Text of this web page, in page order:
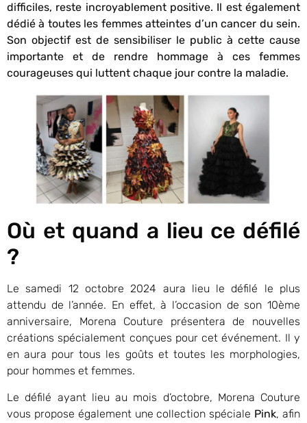
difficiles, reste incroyablement positive. Il est également
dédié à toutes les femmes atteintes d’un cancer du sein.
Son objectif est de sensibiliser le public à cette cause
importante et de rendre hommage à ces femmes
courageuses qui luttent chaque jour contre la maladie.
Où et quand a lieu ce défilé
?
Le samedi 12 octobre 2024 aura lieu le défilé le plus
attendu de l’année. En effet, à l’occasion de son 10ème
anniversaire, Morena Couture présentera de nouvelles
créations spécialement conçues pour cet événement. Il y
en aura pour tous les goûts et toutes les morphologies,
pour hommes et femmes.
Le défilé ayant lieu au mois d’octobre, Morena Couture
vous propose également une collection spéciale Pink, afin